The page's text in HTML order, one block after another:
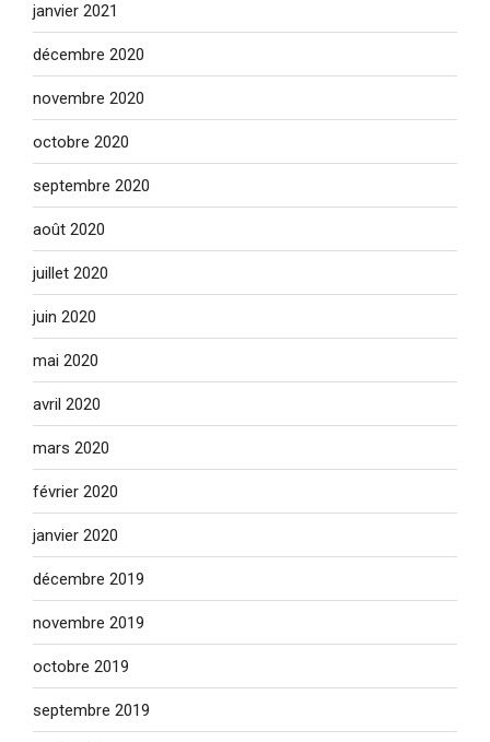
janvier 2021
décembre 2020
novembre 2020
octobre 2020
septembre 2020
août 2020
juillet 2020
juin 2020
mai 2020
avril 2020
mars 2020
février 2020
janvier 2020
décembre 2019
novembre 2019
octobre 2019
septembre 2019